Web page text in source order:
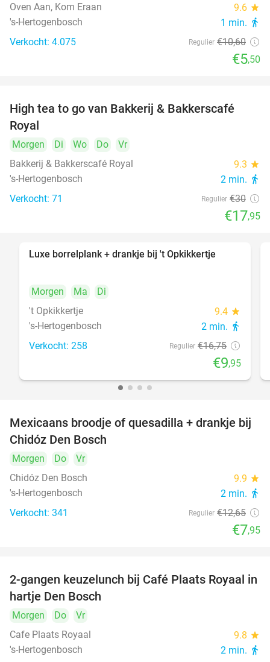
Oven Aan, Kom Eraan
9.6 star
's-Hertogenbosch 1 min. directions_walk
Verkocht: 4.075 Regulier €10,60
€5,50
40%
High tea to go van Bakkerij & Bakkerscafé
Royal
Morgen Di Wo Do
Vr
Bakkerij & Bakkerscafé Royal
9.3 star
's-Hertogenbosch 2 min. directions_walk
Verkocht: 71 Regulier €30
€17,95
Luxe borrelplank + drankje bij 't Opkikkertje
Morgen Ma
Di
't Opkikkertje
9.4 star
's-Hertogenbosch 2 min. directions_walk
Verkocht: 258 Regulier €16,75
€9,95
37%
Mexicaans broodje of quesadilla + drankje bij
Chidóz Den Bosch
Morgen Do
Vr
Chidóz Den Bosch
9.9 star
's-Hertogenbosch 2 min. directions_walk
Verkocht: 341 Regulier €12,65
€7,95
36%
2-gangen keuzelunch bij Café Plaats Royaal in
hartje Den Bosch
Morgen Do
Vr
Cafe Plaats Royaal
9.8 star
's-Hertogenbosch 2 min. directions_walk